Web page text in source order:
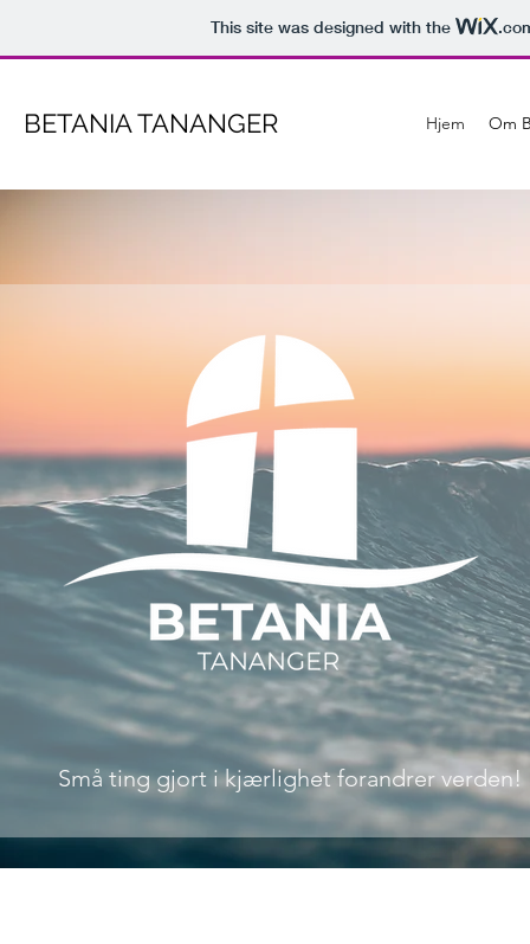
This site was designed with the
BETANIA TANANGER Hjem Om
Små ting gjort i kjærlighet forandrer verden!